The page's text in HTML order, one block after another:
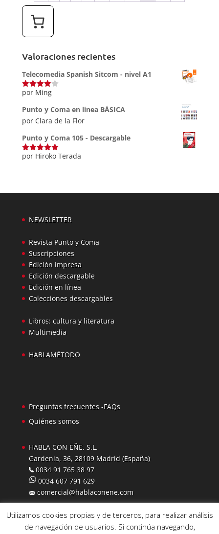
Valoraciones recientes
Telecomedia Spanish Sitcom - nivel A1
Valorado
5
por Ming
Punto y Coma en línea BÁSICA
por Clara de la Flor
Punto y Coma 105 - Descargable
Valorado
por Hiroko Terada
NEWSLETTER
Revista Punto y Coma
Suscripciones
Edición impresa
Edición descargable
Edición en línea
Colecciones descargables
Libros: cultura y literatura
Multimedia
HABLAMÉTODO
Preguntas frecuentes -FAQs
Quiénes somos
HABLA CON EÑE, S.L.
Gardenia, 36, 28109 Madrid (España)
0034 91 765 38 97
0034 607 791 629
comercial@hablaconene.com
Utilizamos cookies propias y de terceros, para realizar análisis
de navegación de usuarios. Si continúa navegando,